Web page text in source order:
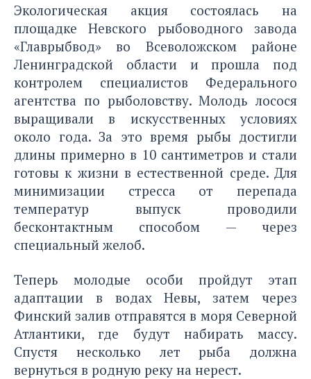
Экологическая акция состоялась на
площадке Невского рыбоводного завода
«Главрыбвод» во Всеволожском районе
Ленинградской области и прошла под
контролем специалистов Федерального
агентства по рыболовству. Молодь лосося
выращивали в искусственных условиях
около года. За это время рыбы достигли
длины примерно в 10 сантиметров и стали
готовы к жизни в естественной среде. Для
минимизации стресса от перепада
температур выпуск проводили
бесконтактным способом — через
специальный желоб.
Теперь молодые особи пройдут этап
адаптации в водах Невы, затем через
Финский залив отправятся в моря Северной
Атлантики, где будут набирать массу.
Спустя несколько лет рыба должна
вернуться в родную реку на нерест.